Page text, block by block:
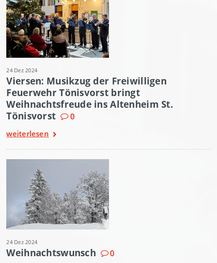
24 Dez 2024
Viersen: Musikzug der Freiwilligen
Feuerwehr Tönisvorst bringt
Weihnachtsfreude ins Altenheim St.
Tönisvorst
0
weiterlesen
24 Dez 2024
Weihnachtswunsch 0